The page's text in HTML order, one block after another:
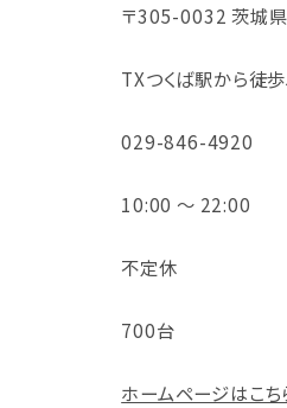
〒305-0032 茨城
TXつくば駅から徒
029-846-4920
10:00 ～ 22:00
不定休
700台
ホームページはこち